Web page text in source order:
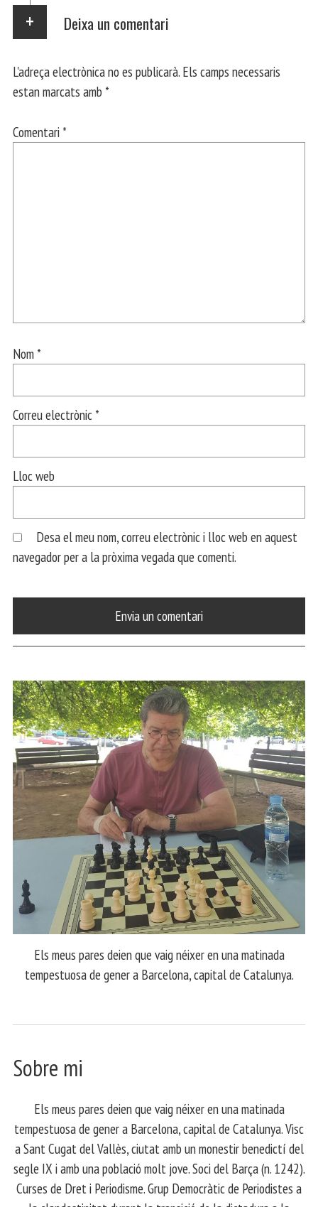
Deixa un comentari
L'adreça electrònica no es publicarà. Els camps necessaris
estan marcats amb *
Comentari *
Nom *
Correu electrònic *
Lloc web
Desa el meu nom, correu electrònic i lloc web en aquest
navegador per a la pròxima vegada que comenti.
Els meus pares deien que vaig néixer en una matinada
tempestuosa de gener a Barcelona, capital de Catalunya.
Sobre mi
Els meus pares deien que vaig néixer en una matinada
tempestuosa de gener a Barcelona, capital de Catalunya. Visc
a Sant Cugat del Vallès, ciutat amb un monestir benedictí del
segle IX i amb una població molt jove. Soci del Barça (n. 1242).
Curses de Dret i Periodisme. Grup Democràtic de Periodistes a